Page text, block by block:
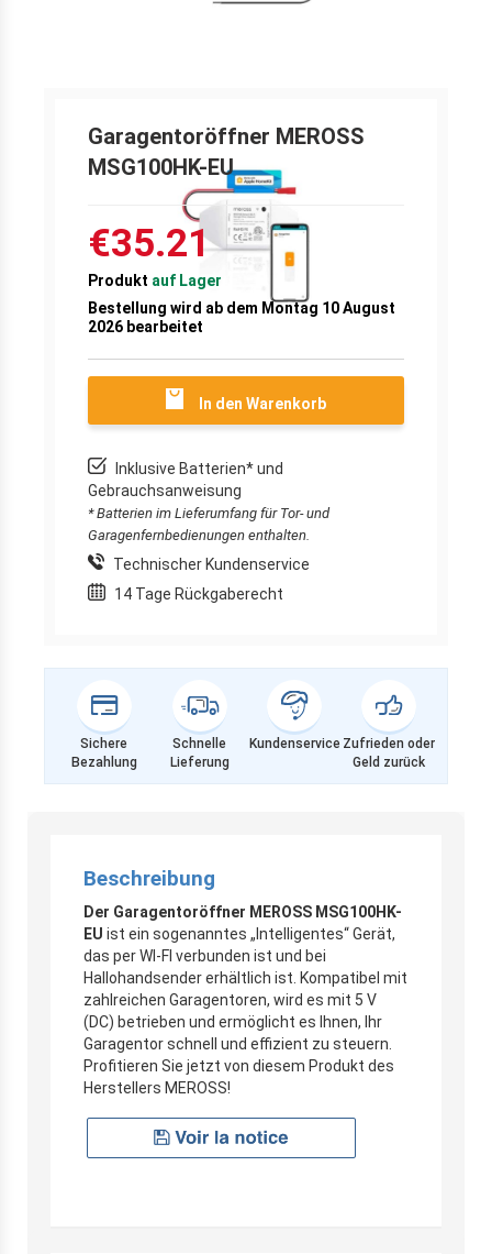
Garagentoröffner MEROSS
MSG100HK-EU
€35.21
Produkt auf Lager
Bestellung wird ab dem Montag 10 August
2026 bearbeitet
In den Warenkorb
Inklusive Batterien* und
Gebrauchsanweisung
* Batterien im Lieferumfang für Tor- und
Garagenfernbedienungen enthalten.
Technischer Kundenservice
14 Tage Rückgaberecht
Sichere
Bezahlung
Schnelle
Lieferung
Kundenservice Zufrieden oder
Geld zurück
Beschreibung
Der Garagentoröffner MEROSS MSG100HK-
EU ist ein sogenanntes „Intelligentes“ Gerät,
das per WI-FI verbunden ist und bei
Hallohandsender erhältlich ist. Kompatibel mit
zahlreichen Garagentoren, wird es mit 5 V
(DC) betrieben und ermöglicht es Ihnen, Ihr
Garagentor schnell und effizient zu steuern.
Profitieren Sie jetzt von diesem Produkt des
Herstellers MEROSS!